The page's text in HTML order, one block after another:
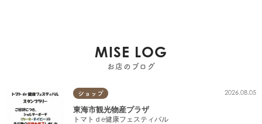
MISE LOG
お店のブログ
ショップ 2026.08.05
東海市観光物産プラザ
トマトｄe健康フェスティバル